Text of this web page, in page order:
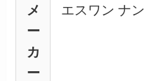
メ
ー
カ
ー
エスワン ナ